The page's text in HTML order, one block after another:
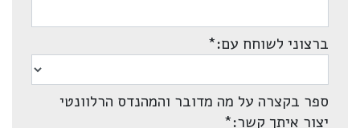
ברצוני לשוחח עם:*
ספר בקצרה על מה מדובר והמהנדס הרלוונטי
יצור איתך קשר:*